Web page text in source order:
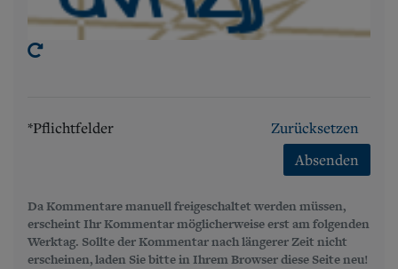
*Pflichtfelder
Zurücksetzen
Absenden
Da Kommentare manuell freigeschaltet werden müssen,
erscheint Ihr Kommentar möglicherweise erst am folgenden
Werktag. Sollte der Kommentar nach längerer Zeit nicht
erscheinen, laden Sie bitte in Ihrem Browser diese Seite neu!